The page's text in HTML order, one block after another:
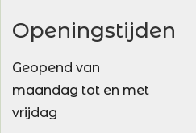
Openingstijden
Geopend van
maandag tot en met
vrijdag